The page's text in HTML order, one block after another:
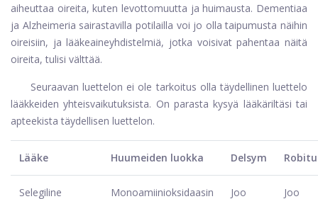
aiheuttaa oireita, kuten levottomuutta ja huimausta. Dementiaa
ja Alzheimeria sairastavilla potilailla voi jo olla taipumusta näihin
oireisiin, ja lääkeaineyhdistelmiä, jotka voisivat pahentaa näitä
oireita, tulisi välttää.
Seuraavan luettelon ei ole tarkoitus olla täydellinen luettelo
lääkkeiden yhteisvaikutuksista. On parasta kysyä lääkäriltäsi tai
apteekista täydellisen luettelon.
Lääke Huumeiden luokka Delsym
Selegiline
Monoamiinioksidaasin
Joo Joo